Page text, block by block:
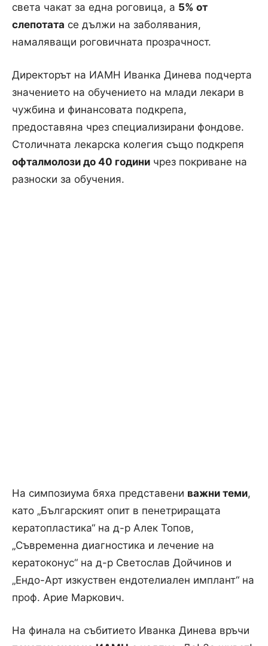
света чакат за една роговица, а 5% от
слепотата се дължи на заболявания,
намаляващи роговичната прозрачност.
Директорът на ИАМН Иванка Динева подчерта
значението на обучението на млади лекари в
чужбина и финансовата подкрепа,
предоставяна чрез специализирани фондове.
Столичната лекарска колегия също подкрепя
офталмолози до 40 години чрез покриване на
разноски за обучения.
На симпозиума бяха представени важни теми,
като „Българският опит в пенетриращата
кератопластика“ на д-р Алек Топов,
„Съвременна диагностика и лечение на
кератоконус“ на д-р Светослав Дойчинов и
„Ендо-Арт изкуствен ендотелиален имплант“ на
проф. Арие Маркович.
На финала на събитието Иванка Динева връчи